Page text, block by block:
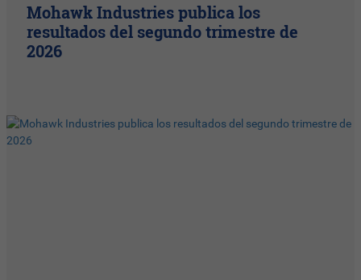
Mohawk Industries publica los
resultados del segundo trimestre de
2026